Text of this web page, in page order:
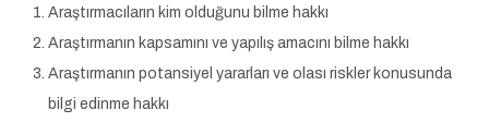
Araştırmacıların kim olduğunu bilme hakkı
Araştırmanın kapsamını ve yapılış amacını bilme hakkı
Araştırmanın potansiyel yararları ve olası riskler konusunda
bilgi edinme hakkı